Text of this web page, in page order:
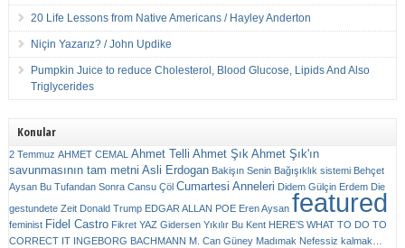
20 Life Lessons from Native Americans / Hayley Anderton
Niçin Yazarız? / John Updike
Pumpkin Juice to reduce Cholesterol, Blood Glucose, Lipids And Also
Triglycerides
Konular
2 Temmuz AHMET CEMAL Ahmet Telli Ahmet Şık Ahmet Şık'ın
savunmasının tam metni Asli Erdogan Bakişın Senin Bağışıklık sistemi Behçet
Aysan Bu Tufandan Sonra Cansu Çöl Cumartesi Anneleri Didem Gülçin Erdem Die
gestundete Zeit Donald Trump EDGAR ALLAN POE Eren Aysan featured
feminist Fidel Castro Fikret YAZ Gidersen Yıkılır Bu Kent HERE’S WHAT TO DO TO
CORRECT IT INGEBORG BACHMANN M. Can Güney Madımak Nefessiz kalmak…